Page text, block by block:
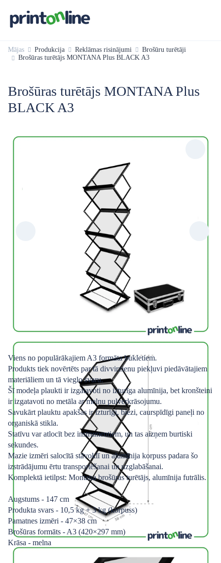
Mājas Produkcija Reklāmas risinājumi
Brošūru turētāji
Brošūras turētājs MONTANA Plus BLACK A3
Brošūras turētājs MONTANA Plus
BLACK A3
Viens no populārākajiem A3 formāta bukletiem.
Produkts tiek novērtēts par tā divvirzienu piekļuvi piedāvātajiem
materiāliem un tā vieglo svaru.
Šī modeļa plaukti ir izgatavoti no izturīga alumīnija, bet kronšteini
ir izgatavoti no metāla ar melnu pulverkrāsojumu.
Savukārt plauktu apakšas ir izturīgi, biezi, caurspīdīgi paneļi no
organiskā stikla.
Statīvu var atlocīt bez instrumentiem, un tas aizņem burtiski
sekundes.
Mazie izmēri salocītā stāvoklī un alumīnija korpuss padara šo
izstrādājumu ērtu transportēšanai un uzglabāšanai.
Komplektā ietilpst: Montana brošūras turētājs, alumīnija futrālis.
Augstums - 147 cm
Produkta svars - 10,5 kg + 3 kg (korpuss)
Pamatnes izmēri - 47×38 cm
Brošūras formāts - A3 (420×297 mm)
Krāsa - melna